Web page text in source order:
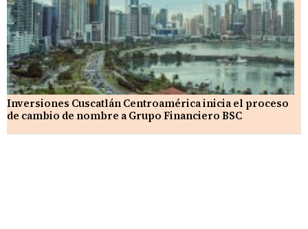
Inversiones Cuscatlán Centroamérica inicia el proceso
de cambio de nombre a Grupo Financiero BSC